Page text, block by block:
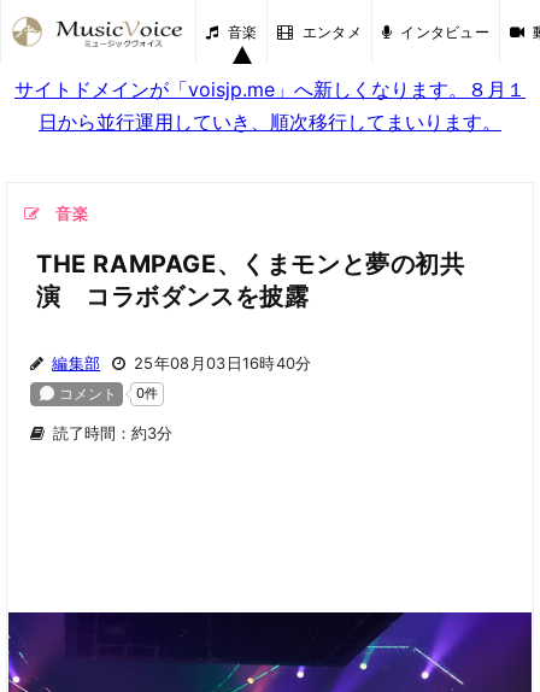
音楽 エンタメ インタビュー
サイトドメインが「voisjp.me」へ新しくなります。８月１
日から並行運用していき、順次移行してまいります。
音楽
THE RAMPAGE、くまモンと夢の初共
演 コラボダンスを披露
編集部 25年08月03日16時40分
読了時間：約3分